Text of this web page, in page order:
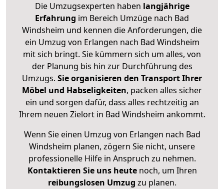
Die Umzugsexperten haben langjährige
Erfahrung im Bereich Umzüge nach Bad
Windsheim und kennen die Anforderungen, die
ein Umzug von Erlangen nach Bad Windsheim
mit sich bringt. Sie kümmern sich um alles, von
der Planung bis hin zur Durchführung des
Umzugs. Sie organisieren den Transport Ihrer
Möbel und Habseligkeiten, packen alles sicher
ein und sorgen dafür, dass alles rechtzeitig an
Ihrem neuen Zielort in Bad Windsheim ankommt.
Wenn Sie einen Umzug von Erlangen nach Bad
Windsheim planen, zögern Sie nicht, unsere
professionelle Hilfe in Anspruch zu nehmen.
Kontaktieren Sie uns heutenoch, um Ihren
reibungslosen Umzug zu planen.